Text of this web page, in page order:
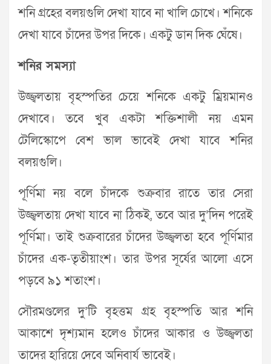
শনি গ্রহের বলয়গুলি দেখা যাবে না খালি চোখে। শনিকে
দেখা যাবে চাঁদের উপর দিকে। একটু ডান দিক ঘেঁষে।
শনির সমস্যা
উজ্জ্বলতায় বৃহস্পতির চেয়ে শনিকে একটু ম্রিয়মানও
দেখাবে। তবে খুব একটা শক্তিশালী নয় এমন
টেলিস্কোপে বেশ ভাল ভাবেই দেখা যাবে শনির
বলয়গুলি।
পূর্ণিমা নয় বলে চাঁদকে শুক্রবার রাতে তার সেরা
উজ্জ্বলতায় দেখা যাবে না ঠিকই, তবে আর দু’দিন পরেই
পূর্ণিমা। তাই শুক্রবারের চাঁদের উজ্জ্বলতা হবে পূর্ণিমার
চাঁদের এক-তৃতীয়াংশ। তার উপর সূর্যের আলো এসে
পড়বে ৯১ শতাংশ।
সৌরমণ্ডলের দু’টি বৃহত্তম গ্রহ বৃহস্পতি আর শনি
আকাশে দৃশ্যমান হলেও চাঁদের আকার ও উজ্জ্বলতা
তাদের হারিয়ে দেবে অনিবার্য ভাবেই।